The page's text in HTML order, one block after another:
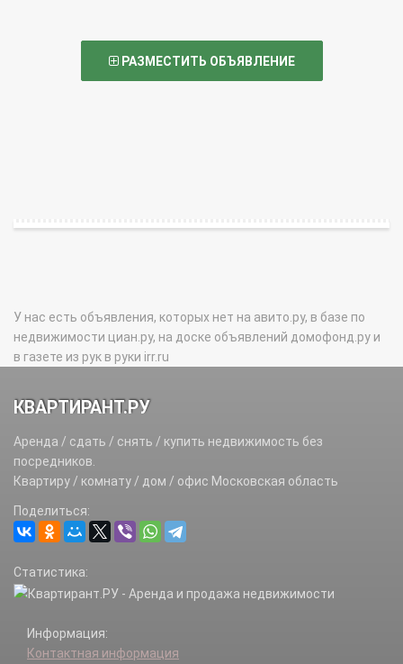
РАЗМЕСТИТЬ ОБЪЯВЛЕНИЕ
У нас есть объявления, которых нет на авито.ру, в базе по
недвижимости циан.ру, на доске объявлений домофонд.ру и
в газете из рук в руки irr.ru
КВАРТИРАНТ.РУ
Аренда / сдать / снять / купить недвижимость без
посредников.
Квартиру / комнату / дом / офис Московская область
Поделиться:
Статистика:
Информация:
Контактная информация